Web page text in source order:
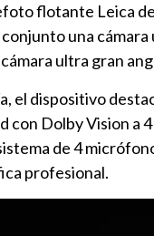
flotante Leica
una
ultra gran
el dispositivo
con Dolby Vision a
de 4
profesional.